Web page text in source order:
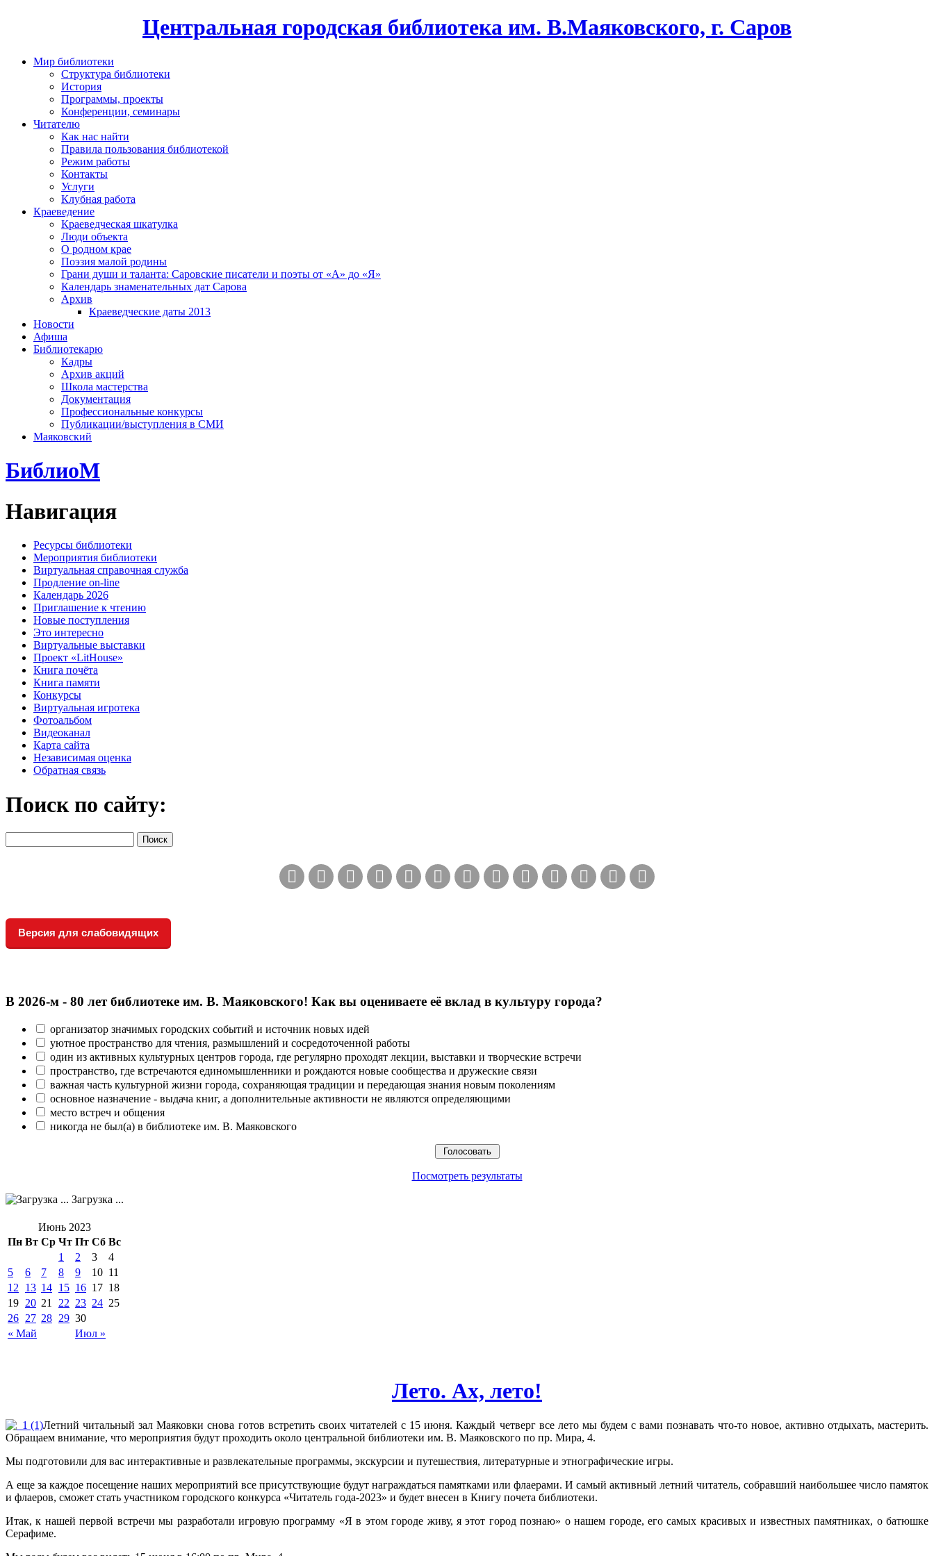
Центральная городская библиотека им. В.Маяковского, г. Саров
Мир библиотеки
Структура библиотеки
История
Программы, проекты
Конференции, семинары
Читателю
Как нас найти
Правила пользования библиотекой
Режим работы
Контакты
Услуги
Клубная работа
Краеведение
Краеведческая шкатулка
Люди объекта
О родном крае
Поэзия малой родины
Грани души и таланта: Саровские писатели и поэты от «А» до «Я»
Календарь знаменательных дат Сарова
Архив
Краеведческие даты 2013
Новости
Афиша
Библиотекарю
Кадры
Архив акций
Школа мастерства
Документация
Профессиональные конкурсы
Публикации/выступления в СМИ
Маяковский
БиблиоМ
Навигация
Ресурсы библиотеки
Мероприятия библиотеки
Виртуальная справочная служба
Продление on-line
Календарь 2026
Приглашение к чтению
Новые поступления
Это интересно
Виртуальные выставки
Проект «LitHouse»
Книга почёта
Книга памяти
Конкурсы
Виртуальная игротека
Фотоальбом
Видеоканал
Карта сайта
Независимая оценка
Обратная связь
Поиск по сайту:
Версия для слабовидящих
В 2026‑м - 80 лет библиотеке им. В. Маяковского! Как вы оцениваете её вклад в культуру города?
организатор значимых городских событий и источник новых идей
уютное пространство для чтения, размышлений и сосредоточенной работы
один из активных культурных центров города, где регулярно проходят лекции, выставки и творческие встречи
пространство, где встречаются единомышленники и рождаются новые сообщества и дружеские связи
важная часть культурной жизни города, сохраняющая традиции и передающая знания новым поколениям
основное назначение - выдача книг, а дополнительные активности не являются определяющими
место встреч и общения
никогда не был(а) в библиотеке им. В. Маяковского
Посмотреть результаты
Загрузка ...
Июнь 2023
Пн Вт Ср Чт Пт Сб Вс
« Май Июл »
1 2 3
4
5
6 7 8 9 10 11
12
13 14 15 16 17 18
19 20 21 22 23 24 25
26 27 28 29 30
Лето. Ах, лето!
Летний читальный зал Маяковки снова готов встретить своих читателей с 15 июня. Каждый четверг все лето мы будем с вами познавать что-то новое, активно отдыхать, мастерить.
Обращаем внимание, что мероприятия будут проходить около центральной библиотеки им. В. Маяковского по пр. Мира, 4.
Мы подготовили для вас интерактивные и развлекательные программы, экскурсии и путешествия, литературные и этнографические игры.
А еще за каждое посещение наших мероприятий все присутствующие будут награждаться памятками или флаерами. И самый активный летний читатель, собравший наибольшее число памяток
и флаеров, сможет стать участником городского конкурса «Читатель года-2023» и будет внесен в Книгу почета библиотеки.
Итак, к нашей первой встречи мы разработали игровую программу «Я в этом городе живу, я этот город познаю» о нашем городе, его самых красивых и известных памятниках, о батюшке
Серафиме.